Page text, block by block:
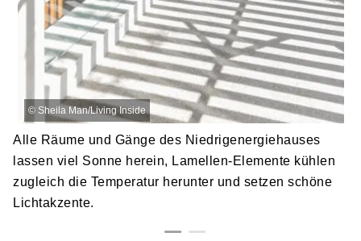
© Sheila Man/Living Inside
Alle Räume und Gänge des Niedrigenergiehauses
lassen viel Sonne herein, Lamellen-Elemente kühlen
zugleich die Temperatur herunter und setzen schöne
Lichtakzente.